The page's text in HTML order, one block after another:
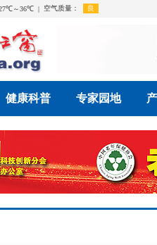
健康科普 专家园地